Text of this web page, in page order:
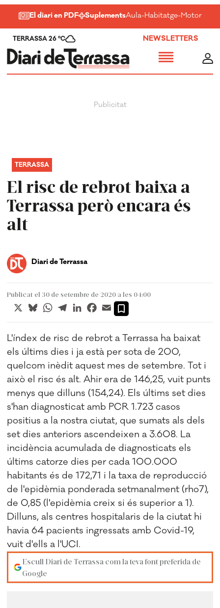
El diari en PDF SuplementsAula-Habitatge-Motor-
TERRASSA 26 ºC NEWSLETTERS
El risc de rebrot baixa a
Terrassa però encara és
alt
TERRASSA
Diari de Terrassa
Publicat el 30 de setembre de 2020 a les 04:00
X BlueskyWhatsApp
TelegramLinkedInFacebook
Email
L'índex de risc de rebrot a Terrassa ha baixat
els últims dies i ja està per sota de 200,
quelcom inèdit aquest mes de setembre. Tot i
això el risc és alt. Ahir era de 146,25, vuit punts
menys que dilluns (154,24). Els últims set dies
s'han diagnosticat amb PCR 1.723 casos
positius a la nostra ciutat, que sumats als dels
set dies anteriors ascendeixen a 3.608. La
incidència acumulada de diagnosticats els
últims catorze dies per cada 100.000
habitants és de 172,71 i la taxa de reproducció
de l'epidèmia ponderada setmanalment (rho7),
de 0,85 (l'epidèmia creix si és superior a 1).
Dilluns, als centres hospitalaris de la ciutat hi
havia 64 pacients ingressats amb Covid-19,
vuit d'ells a l'UCI.
Escull Diari de Terrassa com la teva font preferida de
Google